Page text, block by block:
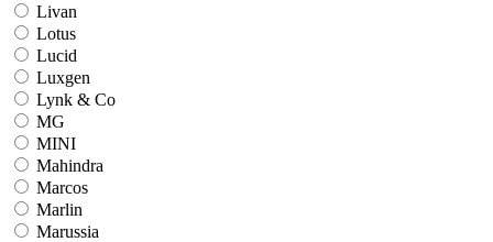
Livan
Lotus
Lucid
Luxgen
Lynk & Co
MG
MINI
Mahindra
Marcos
Marlin
Marussia